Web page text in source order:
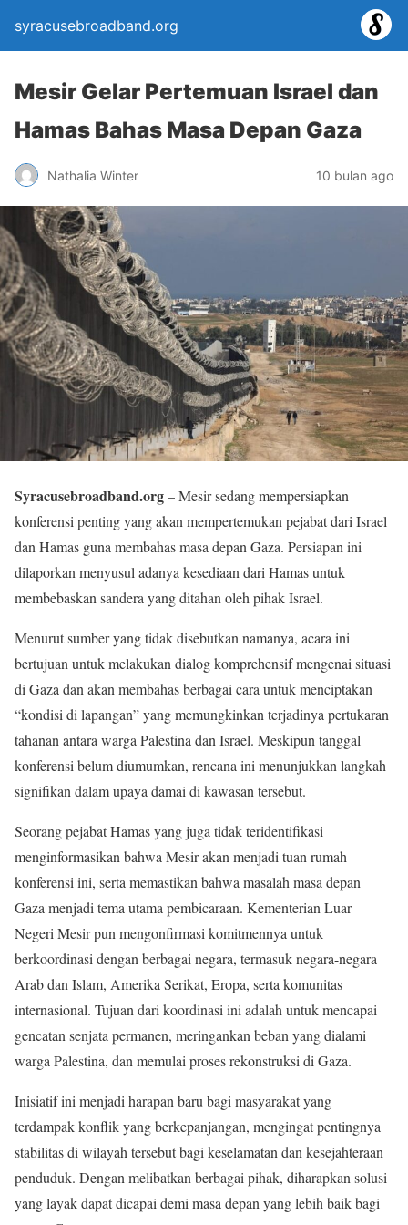
syracusebroadband.org
Mesir Gelar Pertemuan Israel dan
Hamas Bahas Masa Depan Gaza
Nathalia Winter 10 bulan ago
Syracusebroadband.org– Mesir sedang mempersiapkan
konferensi penting yang akan mempertemukan pejabat dari Israel
dan Hamas guna membahas masa depan Gaza. Persiapan ini
dilaporkan menyusul adanya kesediaan dari Hamas untuk
membebaskan sandera yang ditahan oleh pihak Israel.
Menurut sumber yang tidak disebutkan namanya, acara ini
bertujuan untuk melakukan dialog komprehensif mengenai situasi
di Gaza dan akan membahas berbagai cara untuk menciptakan
“kondisi di lapangan” yang memungkinkan terjadinya pertukaran
tahanan antara warga Palestina dan Israel. Meskipun tanggal
konferensi belum diumumkan, rencana ini menunjukkan langkah
signifikan dalam upaya damai di kawasan tersebut.
Seorang pejabat Hamas yang juga tidak teridentifikasi
menginformasikan bahwa Mesir akan menjadi tuan rumah
konferensi ini, serta memastikan bahwa masalah masa depan
Gaza menjadi tema utama pembicaraan. Kementerian Luar
Negeri Mesir pun mengonfirmasi komitmennya untuk
berkoordinasi dengan berbagai negara, termasuk negara-negara
Arab dan Islam, Amerika Serikat, Eropa, serta komunitas
internasional. Tujuan dari koordinasi ini adalah untuk mencapai
gencatan senjata permanen, meringankan beban yang dialami
warga Palestina, dan memulai proses rekonstruksi di Gaza.
Inisiatif ini menjadi harapan baru bagi masyarakat yang
terdampak konflik yang berkepanjangan, mengingat pentingnya
stabilitas di wilayah tersebut bagi keselamatan dan kesejahteraan
penduduk. Dengan melibatkan berbagai pihak, diharapkan solusi
yang layak dapat dicapai demi masa depan yang lebih baik bagi